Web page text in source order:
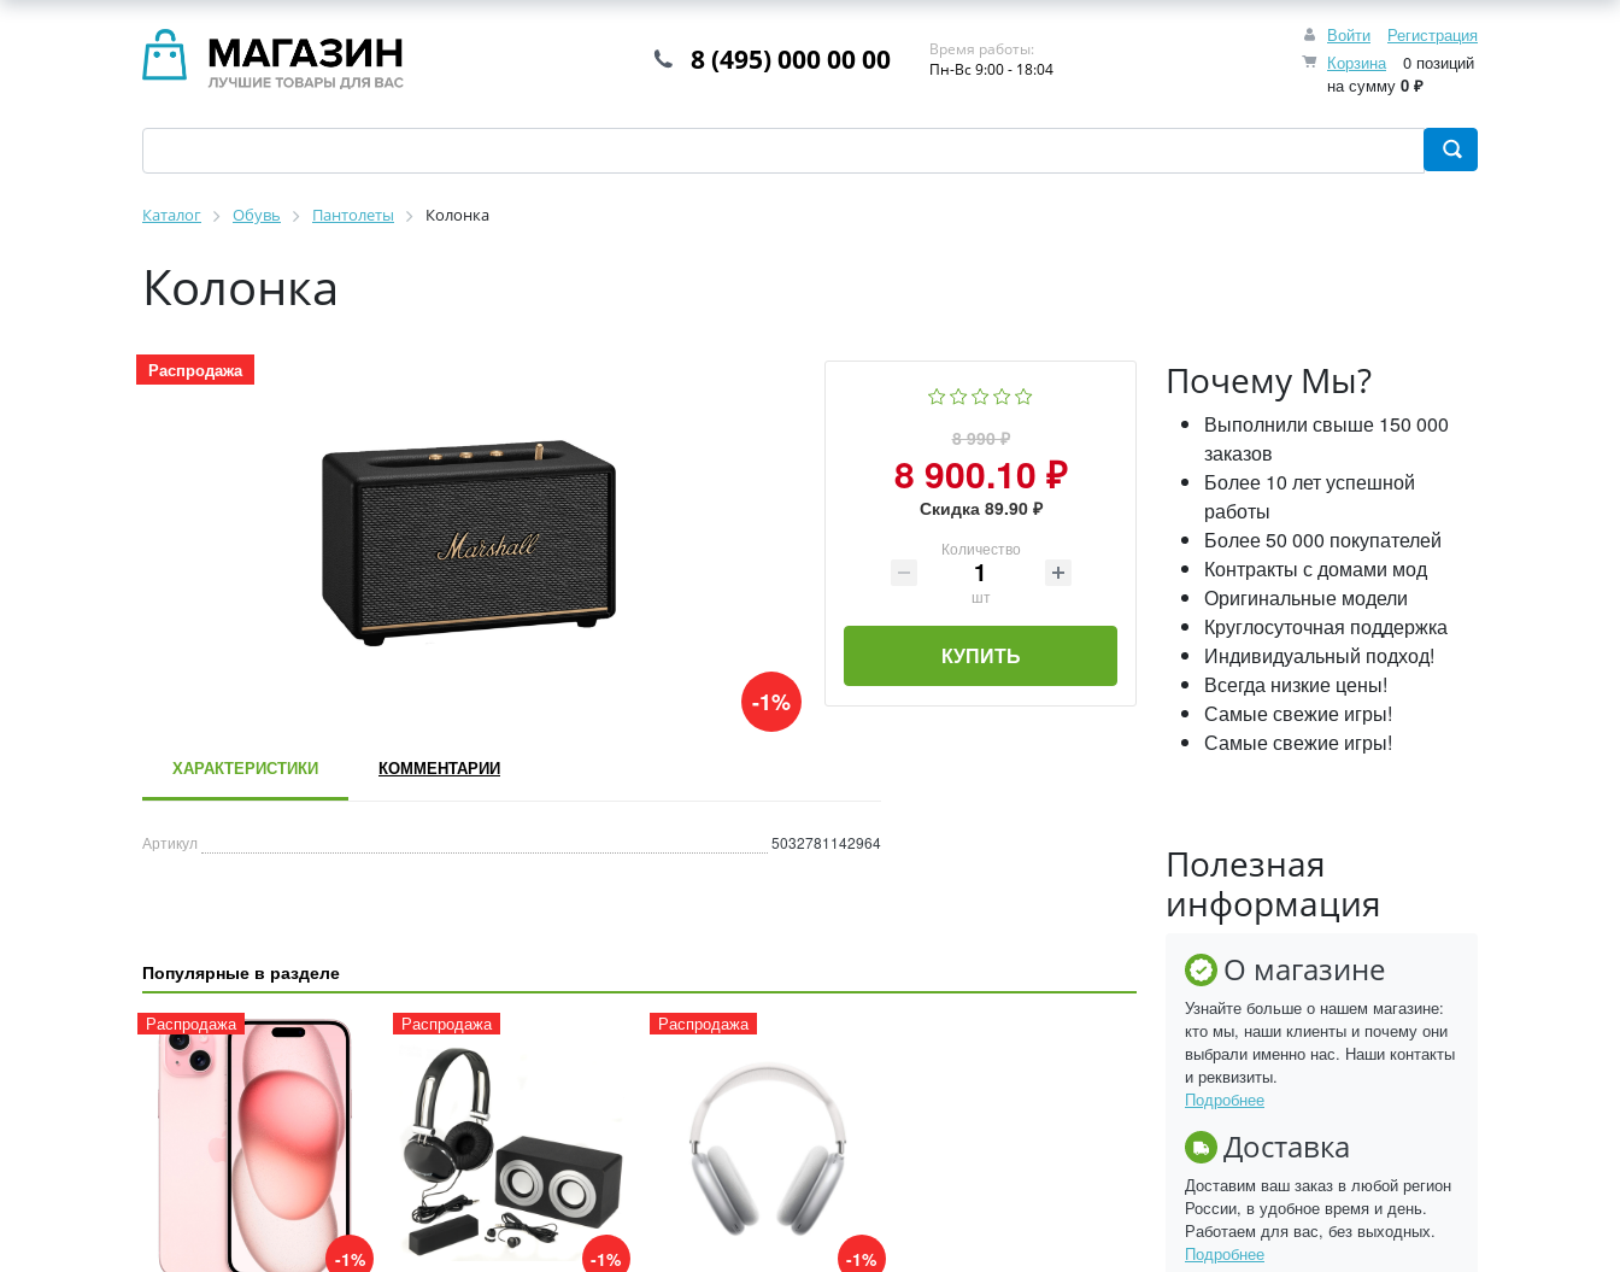
Войти
Регистрация
Корзина
0 позиций
на сумму 0 ₽
8 (495) 000 00 00
Время работы:
Пн-Вс 9:00 - 18:04
Каталог Обувь Пантолеты Колонка
Колонка
Распродажа
-1%
8 990 ₽
8 900.10 ₽
Скидка 89.90 ₽
Количество
шт
КУПИТЬ
ХАРАКТЕРИСТИКИ КОММЕНТАРИИ
Артикул 5032781142964
Популярные в разделе
-1%
Распродажа
-1%
Распродажа
-1%
Распродажа
Почему Мы?
Выполнили свыше 150 000
заказов
Более 10 лет успешной
работы
Более 50 000 покупателей
Контракты с домами мод
Оригинальные модели
Круглосуточная поддержка
Индивидуальный подход!
Всегда низкие цены!
Самые свежие игры!
Самые свежие игры!
Полезная
информация
О магазине
Узнайте больше о нашем магазине:
кто мы, наши клиенты и почему они
выбрали именно нас. Наши контакты
и реквизиты.
Подробнее
Доставка
Доставим ваш заказ в любой регион
России, в удобное время и день.
Работаем для вас, без выходных.
Подробнее